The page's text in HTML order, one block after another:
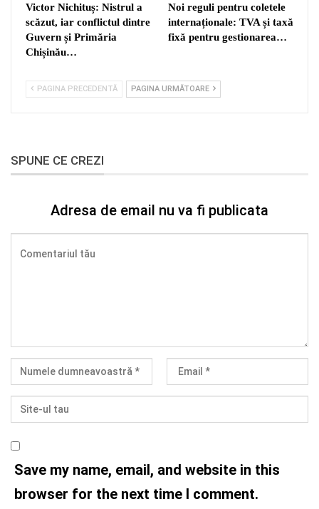
Victor Nichituș: Nistrul a
scăzut, iar conflictul dintre
Guvern și Primăria
Chișinău…
Noi reguli pentru coletele
internaționale: TVA și taxă
fixă pentru gestionarea…
PAGINA PRECEDENTĂ PAGINA URMĂTOARE
SPUNE CE CREZI
Adresa de email nu va fi publicata
Save my name, email, and website in this
browser for the next time I comment.